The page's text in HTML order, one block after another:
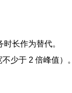
长作为替代。
少于 2 倍峰值）。